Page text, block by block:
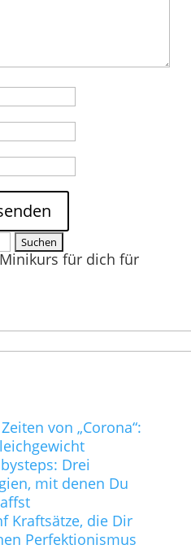
für dich für
von „Corona“:
Drei
mit denen Du
Kraftsätze, die Dir
Perfektionismus